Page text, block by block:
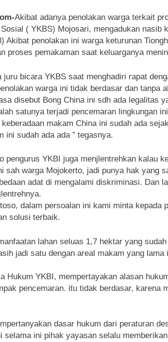
Akibat adanya penolakan warga terkait
( YKBS) Mojosari, mengadukan nasib
Akibat penolakan ini warga keturunan
proses pemakaman saat keluarganya
juru bicara YKBS saat menghadiri rapat
warga ini tidak berdasar dan tanpa
disebut Bong China ini sdh ada legalitas
satunya terjadi pencemaran lingkungan
makam China ini sudah ada
ini sudah ada ada ” tegasnya.
pengurus YKBI juga menjlentrehkan kalau
sah warga Mojokerto, jadi punya hak yang
adat di mengalami diskriminasi. Dan
dalam persoalan ini kami minta kepada
solusi terbaik.
lahan seluas 1,7 hektar yang
jadi satu dengan areal makam yang
Hukum YKBI, mempertayakan alasan
pencemaran. itu tidak berdasar, karena
dasar hukum dari peraturan
selama ini pihak yayasan selalu